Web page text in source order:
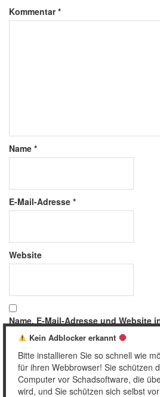
Kommentar*
Name *
E-Mail-Adresse *
Website
Name, E-Mail-Adresse und Website
meinen nächsten Kommentar
Kein Adblocker erkannt
Bitte installieren Sie so schnell wie
für ihren Webbrowser! Sie schützen
Computer vor Schadsoftware, die
wird, und Sie schützen sich selbst